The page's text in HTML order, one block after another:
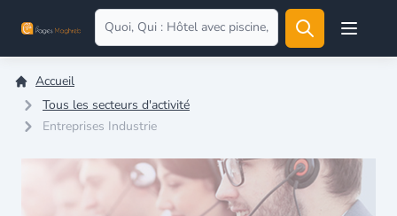
Open
Accueil
Tous les secteurs d'activité
Entreprises Industrie